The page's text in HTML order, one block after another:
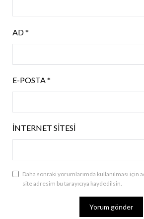
AD*
E-POSTA*
İNTERNET SITESI
Daha sonraki yorumlarımda kullanılması için
site adresim bu tarayıcıya kaydedilsin.